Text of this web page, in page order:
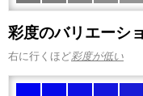
彩度のバリエーシ
右に行くほど彩度が低い